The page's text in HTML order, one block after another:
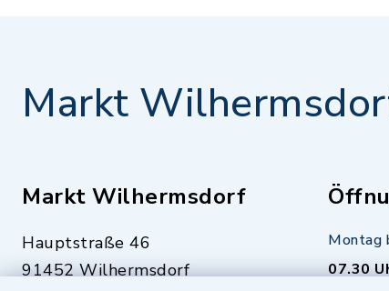
Markt
Markt Wilhermsdorf
Hauptstraße 46
91452 Wilhermsdorf
Montag
07.30